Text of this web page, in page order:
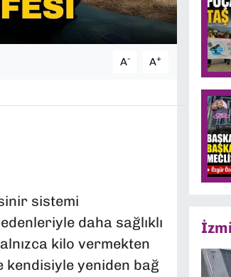
A- A+
sistemi
daha sağlıklı
kilo vermekten
kendisiyle yeniden bağ